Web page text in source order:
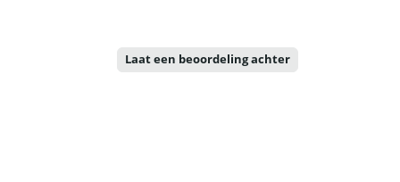
Laat een beoordeling achter